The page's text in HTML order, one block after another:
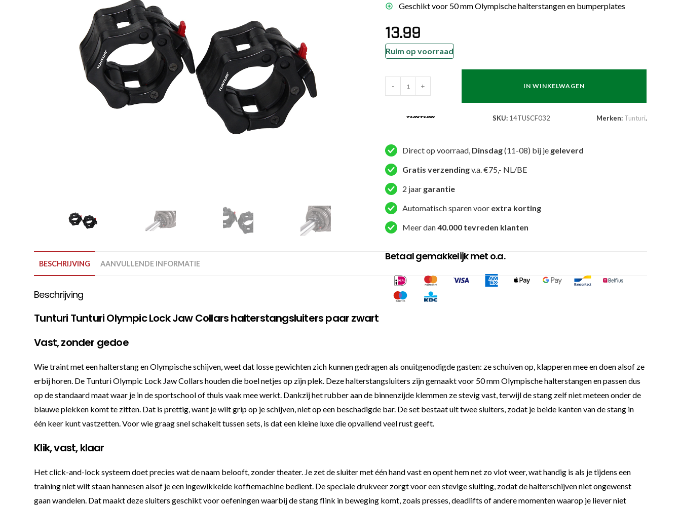
Brazilian Jiu jitsu
Zakhandschoenen
Trainingsartikelen
Bokszak
Bevestigingsmateriaal
bokszak
Bokspoppen
Stoot- en trapkussens
Stootkussens en pads
Geschikt voor 50 mm Olympische halterstangen en bumperplates
13.99
Ruim op voorraad
Halterstangsluiter
Olympic
Jaw
Collars
-
Zwart
aantal
- + IN WINKELWAGEN
SKU: 14TUSCF032 Merken: Tunturi.
Direct op voorraad, Dinsdag(11-08) bij je geleverd
Gratis verzendingv.a. €75,- NL/BE
2 jaar garantie
Automatisch sparen voor extra korting
Meer dan40.000 tevreden klanten
Betaal gemakkelijk met o.a.
BESCHRIJVING AANVULLENDE INFORMATIE
Beschrijving
Tunturi Tunturi Olympic Lock Jaw Collars halterstangsluiters paar zwart
Vast, zonder gedoe
Wie traint met een halterstang en Olympische schijven, weet dat losse gewichten zich kunnen gedragen als onuitgenodigde gasten: ze schuiven op, klapperen mee en doen alsof ze
erbij horen. De Tunturi Olympic Lock Jaw Collars houden die boel netjes op zijn plek. Deze halterstangsluiters zijn gemaakt voor 50 mm Olympische halterstangen en passen dus
op de standaard maat waar je in de sportschool of thuis vaak mee werkt. Dankzij het rubber aan de binnenzijde klemmen ze stevig vast, terwijl de stang zelf niet meteen onder de
blauwe plekken komt te zitten. Dat is prettig, want je wilt grip op je schijven, niet op een beschadigde bar. De set bestaat uit twee sluiters, zodat je beide kanten van de stang in
één keer kunt vastzetten. Voor wie graag snel schakelt tussen sets, is dat een kleine luxe die opvallend veel rust geeft.
Klik, vast, klaar
Het click-and-lock systeem doet precies wat de naam belooft, zonder theater. Je zet de sluiter met één hand vast en opent hem net zo vlot weer, wat handig is als je tijdens een
training niet wilt staan hannesen alsof je een ingewikkelde koffiemachine bedient. De speciale drukveer zorgt voor een stevige sluiting, zodat de halterschijven niet ongewenst
gaan wandelen. Dat maakt deze sluiters geschikt voor oefeningen waarbij de stang flink in beweging komt, zoals presses, deadlifts of andere momenten waarop je liever niet